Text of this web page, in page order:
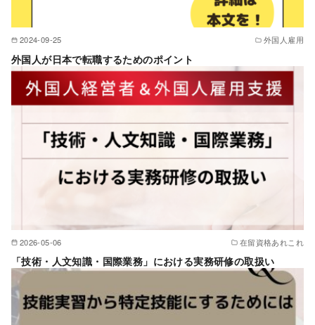
2024-09-25 外国人雇用
外国人が日本で転職するためのポイント
2026-05-06 在留資格あれこれ
「技術・人文知識・国際業務」における実務研修の取扱い